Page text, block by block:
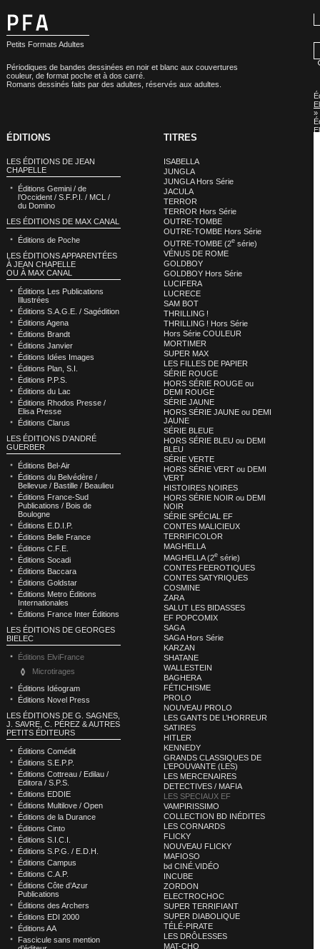
Petits Formats Adultes
Périodiques de bandes dessinées en noir et blanc aux couvertures
couleur, de format poche et à dos carré.
Romans dessinés faits par des adultes, réservés aux adultes.
»
ÉDITIONS
LES ÉDITIONS DE JEAN
CHAPELLE
Éditions Gemini / de
l’Occident / S.F.P.I. / MCL /
du Domino
LES ÉDITIONS DE MAX CANAL
Éditions de Poche
LES ÉDITIONS APPARENTÉES
À JEAN CHAPELLE
OU À MAX CANAL
Éditions Les Publications
Illustrées
Éditions S.A.G.E. / Sagédition
Éditions Agena
Éditions Brandt
Éditions Janvier
Éditions Idées Images
Éditions Plan, S.I.
Éditions P.P.S.
Éditions du Lac
Éditions Rhodos Presse /
Elisa Presse
Éditions Clarus
LES ÉDITIONS D’ANDRÉ
GUERBER
Éditions Bel-Air
Éditions du Belvédère /
Bellevue / Bastille / Beaulieu
Éditions France-Sud
Publications / Bois de
Boulogne
Éditions E.D.I.P.
Éditions Belle France
Éditions C.F.E.
Éditions Socadi
Éditions Baccara
Éditions Goldstar
Éditions Metro Éditions
Internationales
Éditions France Inter Éditions
LES ÉDITIONS DE GEORGES
BIELEC
Éditions ElviFrance
Microtirages
Éditions Idéogram
Éditions Novel Press
LES ÉDITIONS DE G. SAGNES,
J. SAVRE, C. PÉREZ & AUTRES
PETITS ÉDITEURS
Éditions Comédit
Éditions S.E.P.P.
Éditions Cottreau / Edilau /
Editora / S.P.S.
Éditions EDDIE
Éditions Multilove / Open
Éditions de la Durance
Éditions Cinto
Éditions S.I.C.I.
Éditions S.P.G. / E.D.H.
Éditions Campus
Éditions C.A.P.
Éditions Côte d’Azur
Publications
Éditions des Archers
Éditions EDI 2000
Éditions AA
Fascicule sans mention
TITRES
ISABELLA
JUNGLA
JUNGLA Hors Série
JACULA
TERROR
TERROR Hors Série
OUTRE-TOMBE
OUTRE-TOMBE Hors Série
OUTRE-TOMBE (2esérie)
VÉNUS DE ROME
GOLDBOY
GOLDBOY Hors Série
LUCIFERA
LUCRECE
SAM BOT
THRILLING !
THRILLING ! Hors Série
Hors Série COULEUR
MORTIMER
SUPER MAX
LES FILLES DE PAPIER
SÉRIE ROUGE
HORS SÉRIE ROUGE ou
DEMI ROUGE
SÉRIE JAUNE
HORS SÉRIE JAUNE ou DEMI
JAUNE
SÉRIE BLEUE
HORS SÉRIE BLEU ou DEMI
BLEU
SÉRIE VERTE
HORS SÉRIE VERT ou DEMI
VERT
HISTOIRES NOIRES
HORS SÉRIE NOIR ou DEMI
NOIR
SÉRIE SPÉCIAL EF
CONTES MALICIEUX
TERRIFICOLOR
MAGHELLA
MAGHELLA (2esérie)
CONTES FEEROTIQUES
CONTES SATYRIQUES
COSMINE
ZARA
SALUT LES BIDASSES
EF POPCOMIX
SAGA
SAGA Hors Série
KARZAN
SHATANE
WALLESTEIN
BAGHERA
FÉTICHISME
PROLO
NOUVEAU PROLO
LES GANTS DE L’HORREUR
SATIRES
HITLER
KENNEDY
GRANDS CLASSIQUES DE
L’EPOUVANTE (LES)
LES MERCENAIRES
DETECTIVES / MAFIA
LES SPECIAUX EF
VAMPIRISSIMO
COLLECTION BD INÉDITES
LES CORNARDS
FLICKY
NOUVEAU FLICKY
MAFIOSO
bd CINÉ.VIDÉO
INCUBE
ZORDON
ELECTROCHOC
SUPER TERRIFIANT
SUPER DIABOLIQUE
TÉLÉ-PIRATE
LES DRÔLESSES
MAT-CHO